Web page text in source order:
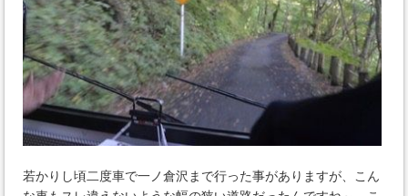
若かりし頃二度車で一ノ倉沢まで行った事がありますが、こん